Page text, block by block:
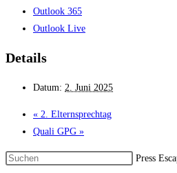
Outlook 365
Outlook Live
Details
Datum: 2. Juni 2025
« 2. Elternsprechtag
Quali GPG »
Press